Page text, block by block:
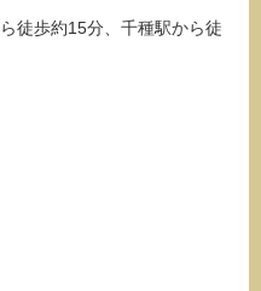
徒歩約15分、千種駅から徒